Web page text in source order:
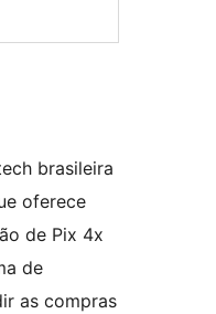
brasileira
oferece
de Pix 4x
de
as compras